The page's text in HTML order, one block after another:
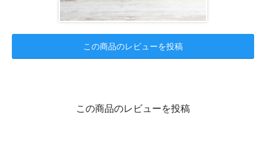
この商品のレビューを投稿
この商品のレビューを投稿